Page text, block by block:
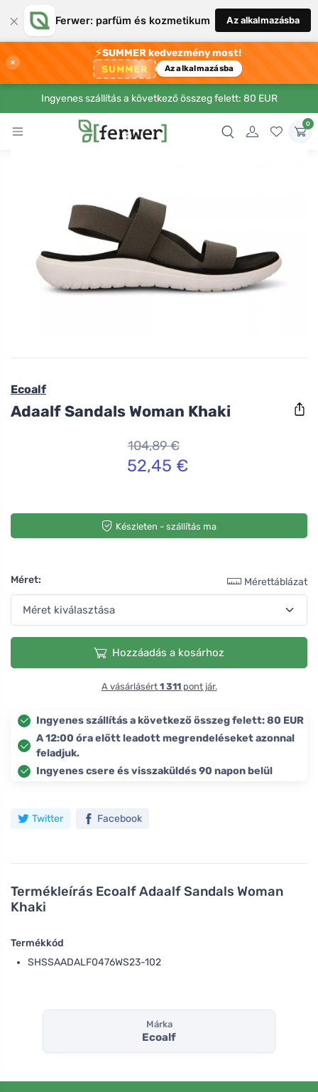
× Ferwer: parfüm és kozmetikum Az alkalmazásba
×
⚡SUMMER kedvezmény most!
SUMMER Az alkalmazásba
Ingyenes szállítás a következő összeg felett: 80 EUR
0
Termékleírás Ecoalf Adaalf Sandals Woman
Khaki
Termékkód
SHSSAADALF0476WS23-102
Ecoalf
Adaalf Sandals Woman Khaki
104,89 €
52,45 €
Készleten - szállítás ma
Méret: Mérettáblázat
Hozzáadás a kosárhoz
A vásárlásért 1 311pont jár.
Ingyenes szállítás a következő összeg felett: 80 EUR
A 12:00 óra előtt leadott megrendeléseket azonnal
feladjuk.
Ingyenes csere és visszaküldés 90 napon belül
Twitter Facebook
Márka
Ecoalf